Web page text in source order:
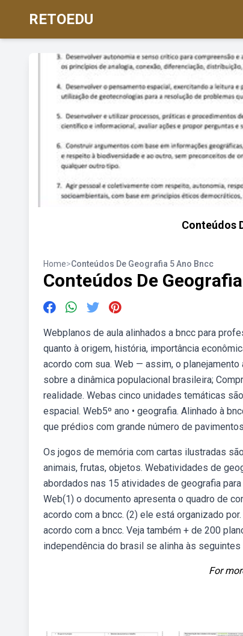
RETOEDU
Conteúdos
Home>Conteúdos De Geografia 5 Ano Bncc
Conteúdos De
Webplanos de aula alinhados a bncc para
quanto à origem, história, importância
acordo com sua. Web — assim, o
sobre a dinâmica populacional brasileira;
realidade. Webas cinco unidades temáticas
espacial. Web5º ano • geografia. Alinhado à
que prédios com grande número de
Os jogos de memória com cartas ilustradas
animais, frutas, objetos. Webatividades de
abordados nas 15 atividades de geografia
Web(1) o documento apresenta o quadro de
acordo com a bncc. (2) ele está organizado
acordo com a bncc. Veja também + de 200
independência do brasil se alinha às seguintes
For